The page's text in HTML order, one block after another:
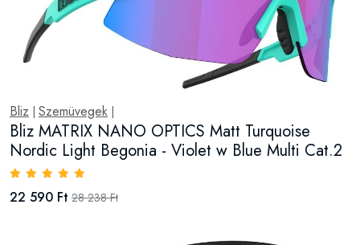
Bliz Szemüvegek
Bliz MATRIX NANO OPTICS Matt Turquoise
Nordic Light Begonia - Violet w Blue Multi Cat.2
22 590 Ft 28 238 Ft